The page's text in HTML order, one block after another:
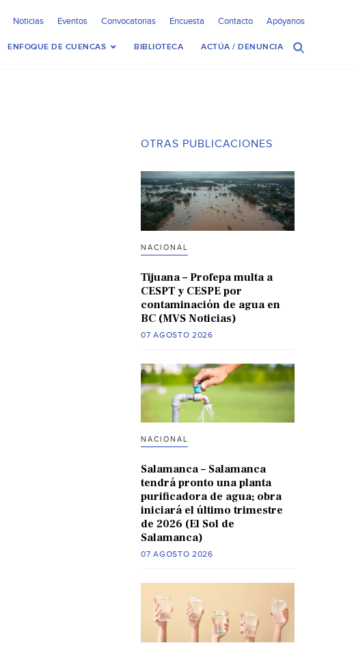
Noticias Eventos Convocatorias Encuesta Contacto Apóyanos
ENFOQUE DE CUENCAS BIBLIOTECA ACTÚA / DENUNCIA
OTRAS PUBLICACIONES
NACIONAL
Tijuana – Profepa multa a
CESPT y CESPE por
contaminación de agua en
BC (MVS Noticias)
07 AGOSTO 2026
NACIONAL
Salamanca – Salamanca
tendrá pronto una planta
purificadora de agua; obra
iniciará el último trimestre
de 2026 (El Sol de
Salamanca)
07 AGOSTO 2026